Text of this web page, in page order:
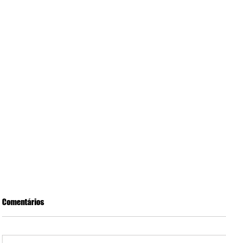
Comentários